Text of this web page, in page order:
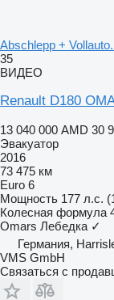
Abschlepp +
35
ВИДЕО
Renault D180
13 040 000 AMD 30
Эвакуатор
2016
73 475 км
Euro 6
Мощность 177 л.с.
Колесная формула
Omars Лебедка ✓
Германия,
VMS GmbH
Связаться с